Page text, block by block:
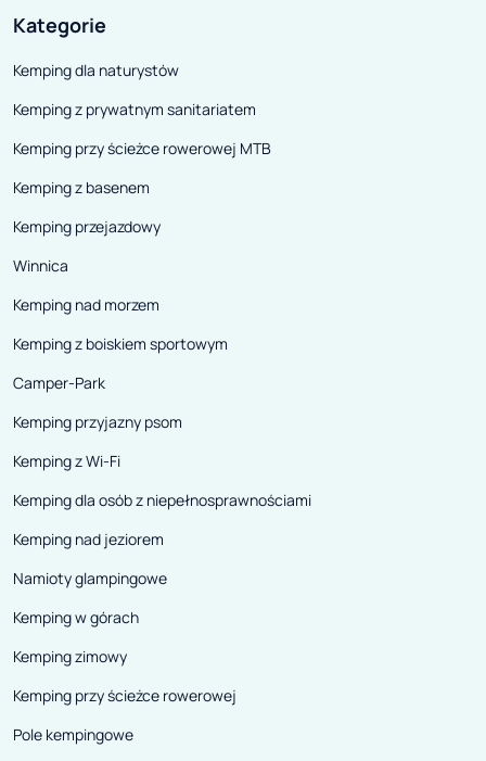
Kategorie
Kemping dla naturystów
Kemping z prywatnym sanitariatem
Kemping przy ścieżce rowerowej MTB
Kemping z basenem
Kemping przejazdowy
Winnica
Kemping nad morzem
Kemping z boiskiem sportowym
Camper-Park
Kemping przyjazny psom
Kemping z Wi-Fi
Kemping dla osób z niepełnosprawnościami
Kemping nad jeziorem
Namioty glampingowe
Kemping w górach
Kemping zimowy
Kemping przy ścieżce rowerowej
Pole kempingowe